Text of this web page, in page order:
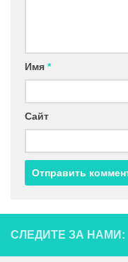
Имя *
Сайт
СЛЕДИТЕ ЗА НАМИ: